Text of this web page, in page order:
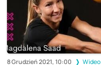
8 Grudzień 2021, 10:00 Wideo